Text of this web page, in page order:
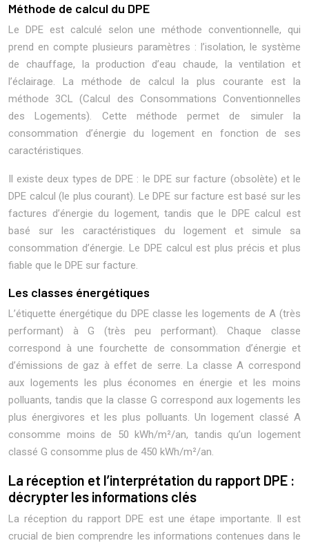
Méthode de calcul du DPE
Le DPE est calculé selon une méthode conventionnelle, qui
prend en compte plusieurs paramètres : l’isolation, le système
de chauffage, la production d’eau chaude, la ventilation et
l’éclairage. La méthode de calcul la plus courante est la
méthode 3CL (Calcul des Consommations Conventionnelles
des Logements). Cette méthode permet de simuler la
consommation d’énergie du logement en fonction de ses
caractéristiques.
Il existe deux types de DPE : le DPE sur facture (obsolète) et le
DPE calcul (le plus courant). Le DPE sur facture est basé sur les
factures d’énergie du logement, tandis que le DPE calcul est
basé sur les caractéristiques du logement et simule sa
consommation d’énergie. Le DPE calcul est plus précis et plus
fiable que le DPE sur facture.
Les classes énergétiques
L’étiquette énergétique du DPE classe les logements de A (très
performant) à G (très peu performant). Chaque classe
correspond à une fourchette de consommation d’énergie et
d’émissions de gaz à effet de serre. La classe A correspond
aux logements les plus économes en énergie et les moins
polluants, tandis que la classe G correspond aux logements les
plus énergivores et les plus polluants. Un logement classé A
consomme moins de 50 kWh/m²/an, tandis qu’un logement
classé G consomme plus de 450 kWh/m²/an.
La réception et l’interprétation du rapport DPE :
décrypter les informations clés
La réception du rapport DPE est une étape importante. Il est
crucial de bien comprendre les informations contenues dans le